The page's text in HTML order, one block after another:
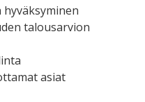
talousarvion
asiat